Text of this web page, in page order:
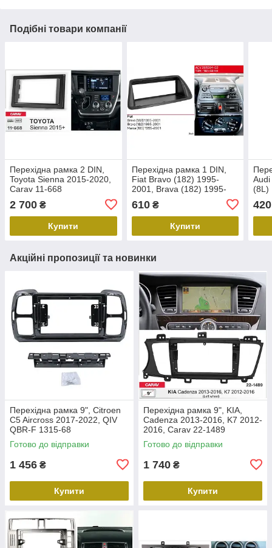
Подібні товари компанії
Перехідна рамка 2 DIN,
Toyota Sienna 2015-2020,
Carav 11-668
2 700 ₴
Купити
Перехідна рамка 1 DIN,
Fiat Bravo (182) 1995-
2001, Brava (182) 1995-
2001, Marea (185) 1995-
2001, ACV 281094-02
610₴
Купити
(8L)
420
Акційні пропозиції та новинки
Перехідна рамка 9", Citroen
C5 Aircross 2017-2022, QIV
QBR-F 1315-68
Готово до відправки
1 456 ₴
Купити
Перехідна рамка 9", KIA,
Cadenza 2013-2016, K7 2012-
2016, Carav 22-1489
Готово до відправки
1 740 ₴
Купити